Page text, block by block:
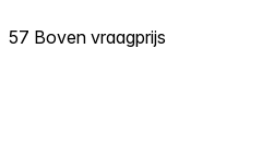
57 Boven vraagprijs